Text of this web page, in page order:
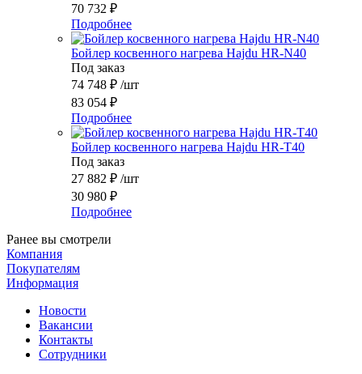
70 732 ₽
Подробнее
Бойлер косвенного нагрева Hajdu HR-N40
Под заказ
74 748 ₽ /шт
83 054 ₽
Подробнее
Бойлер косвенного нагрева Hajdu HR-T40
Под заказ
27 882 ₽ /шт
30 980 ₽
Подробнее
Ранее вы смотрели
Компания
Покупателям
Информация
Новости
Вакансии
Контакты
Сотрудники